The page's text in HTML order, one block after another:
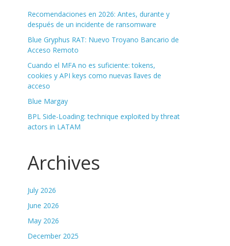
Recomendaciones en 2026: Antes, durante y
después de un incidente de ransomware
Blue Gryphus RAT: Nuevo Troyano Bancario de
Acceso Remoto
Cuando el MFA no es suficiente: tokens,
cookies y API keys como nuevas llaves de
acceso
Blue Margay
BPL Side-Loading: technique exploited by threat
actors in LATAM
Archives
July 2026
June 2026
May 2026
December 2025